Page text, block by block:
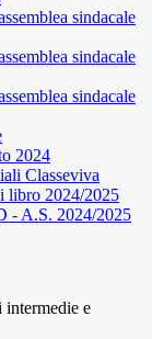
sindacale
sindacale
sindacale
2024
Classeviva
libro 2024/2025
- A.S. 2024/2025
e